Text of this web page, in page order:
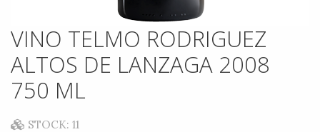
VINO TELMO RODRIGUEZ
ALTOS DE LANZAGA 2008
750 ML
STOCK: 11